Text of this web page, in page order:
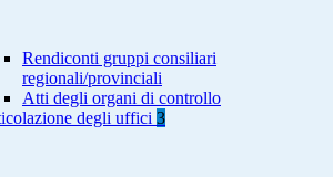
Rendiconti gruppi consiliari
regionali/provinciali
Atti degli organi di controllo
degli uffici 3